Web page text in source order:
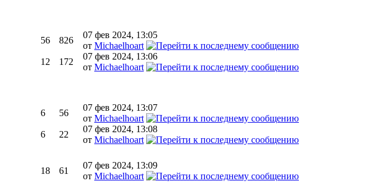
56 826
07 фев 2024, 13:05
от Michaelhoart
12 172
07 фев 2024, 13:06
от Michaelhoart
6 56
07 фев 2024, 13:07
от Michaelhoart
6 22
07 фев 2024, 13:08
от Michaelhoart
18 61
07 фев 2024, 13:09
от Michaelhoart